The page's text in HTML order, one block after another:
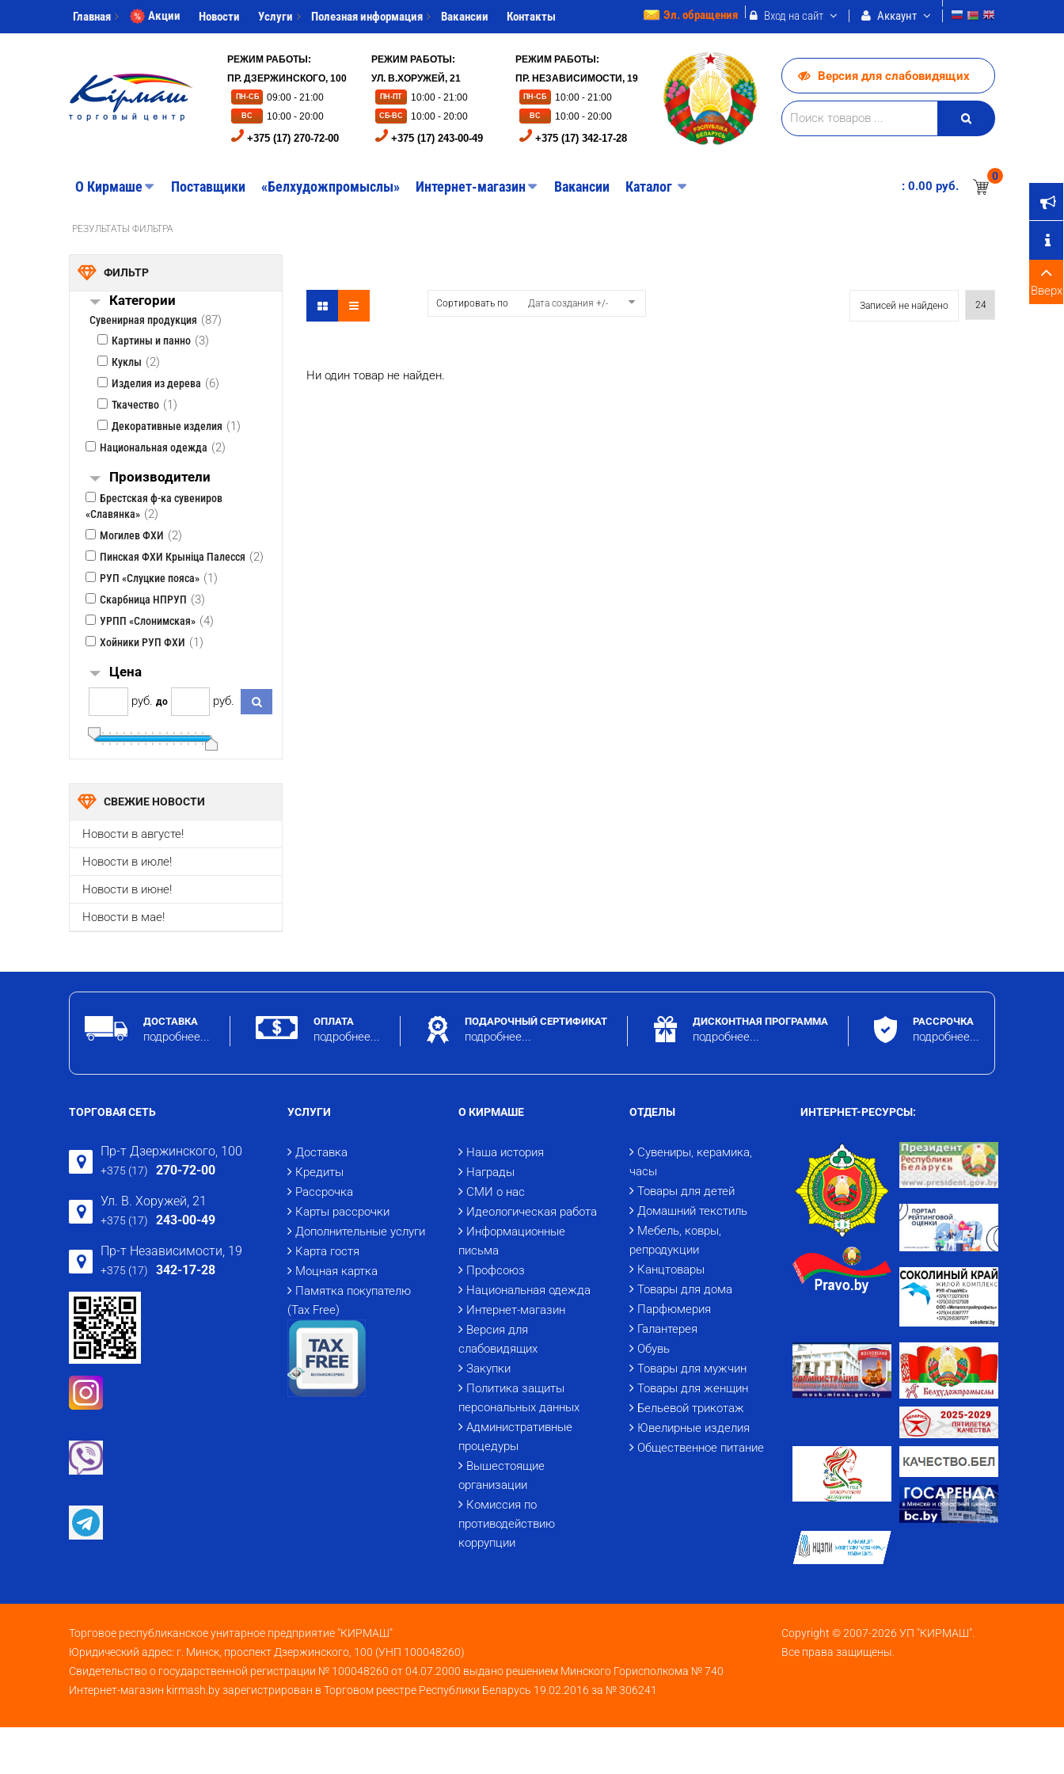
Главная Акции Новости Услуги Полезная информация Вакансии Контакты Аккаунт
Вход на сайт
Эл. обращения
РЕЖИМ РАБОТЫ:
ПР. ДЗЕРЖИНСКОГО, 100
ПН-СБ 09:00 - 21:00
ВС 10:00 - 20:00
+375 (17) 270-72-00
РЕЖИМ РАБОТЫ:
УЛ. В.ХОРУЖЕЙ, 21
ПН-ПТ 10:00 - 21:00
СБ-ВС 10:00 - 20:00
+375 (17) 243-00-49
РЕЖИМ РАБОТЫ:
ПР. НЕЗАВИСИМОСТИ, 19
ПН-СБ 10:00 - 21:00
ВС 10:00 - 20:00
+375 (17) 342-17-28
Версия для слабовидящих
O Кирмаше Поставщики «Белхудожпромыслы» Интернет-магазин Вакансии Каталог
0
: 0.00 pуб.
РЕЗУЛЬТАТЫ ФИЛЬТРА
Сортировать по Дата создания +/- Записей не найдено
Ни один товар не найден.
ФИЛЬТР
Категории
Сувенирная продукция (87)
Картины и панно (3)
Куклы (2)
Изделия из дерева (6)
Ткачество (1)
Декоративные изделия (1)
Национальная одежда (2)
Производители
Брестская ф-ка сувениров
«Славянка» (2)
Могилев ФХИ (2)
Пинская ФХИ Крынiца Палесся (2)
РУП «Слуцкие пояса» (1)
Скарбница НПРУП (3)
УРПП «Слонимская» (4)
Хойники РУП ФХИ (1)
Цена
pуб. до pуб.
СВЕЖИЕ НОВОСТИ
Новости в августе!
Новости в июле!
Новости в июне!
Новости в мае!
ДОСТАВКА
подробнее...
ОПЛАТА
подробнее...
ПОДАРОЧНЫЙ СЕРТИФИКАТ
подробнее...
ДИСКОНТНАЯ ПРОГРАММА
подробнее...
РАССРОЧКА
подробнее...
ТОРГОВАЯ СЕТЬ
Пр-т Дзержинского, 100
+375 (17) 270-72-00
Ул. В. Хоружей, 21
+375 (17) 243-00-49
Пр-т Независимости, 19
+375 (17) 342-17-28
УСЛУГИ
Доставка
Кредиты
Рассрочка
Карты рассрочки
Дополнительные услуги
Карта гостя
Моцная картка
Памятка покупателю
(Tax Free)
О КИРМАШЕ
Наша история
Награды
СМИ о нас
Идеологическая работа
Информационные
письма
Профсоюз
Национальная одежда
Интернет-магазин
Версия для
слабовидящих
Закупки
Политика защиты
персональных данных
Административные
процедуры
Вышестоящие
организации
Комиссия по
противодействию
коррупции
ОТДЕЛЫ
Сувениры, керамика,
часы
Товары для детей
Домашний текстиль
Мебель, ковры,
репродукции
Канцтовары
Товары для дома
Парфюмерия
Галантерея
Обувь
Товары для мужчин
Товары для женщин
Бельевой трикотаж
Ювелирные изделия
Общественное питание
ИНТЕРНЕТ-РЕСУРСЫ:
Торговое республиканское унитарное предприятие "КИРМАШ"
Юридический адрес: г. Минск, проспект Дзержинского, 100 (УНП 100048260)
Свидетельство о государственной регистрации № 100048260 от 04.07.2000 выдано решением Минского Горисполкома № 740
Интернет-магазин kirmash.by зарегистрирован в Торговом реестре Республики Беларусь 19.02.2016 за № 306241
Copyright © 2007-2026 УП "КИРМАШ".
Все права защищены.
Вверх